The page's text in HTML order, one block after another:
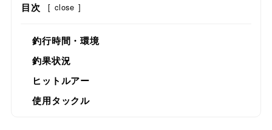
目次 [ close ]
釣行時間・環境
釣果状況
ヒットルアー
使用タックル